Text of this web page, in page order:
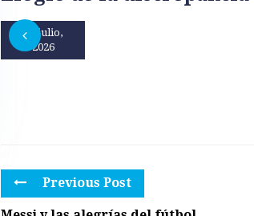
31 julio,
2026
Previous Post